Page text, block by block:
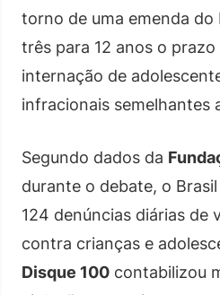
torno de uma emenda do
três para 12 anos o
internação de
infracionais semelhantes
Segundo dados da
durante o debate, o
124 denúncias diárias de
contra crianças e
Disque 100 contabilizou